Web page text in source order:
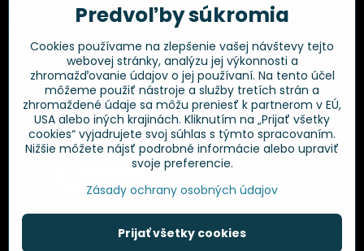
Facebook
Overené zákazníkmi
Predvoľby súkromia
Cookies používame na zlepšenie vašej návštevy tejto
webovej stránky, analýzu jej výkonnosti a
zhromažďovanie údajov o jej používaní. Na tento účel
môžeme použiť nástroje a služby tretích strán a
zhromaždené údaje sa môžu preniesť k partnerom v EÚ,
USA alebo iných krajinách. Kliknutím na „Prijať všetky
cookies“ vyjadrujete svoj súhlas s týmto spracovaním.
Nižšie môžete nájsť podrobné informácie alebo upraviť
svoje preferencie.
Zásady ochrany osobných údajov
Prijať všetky cookies